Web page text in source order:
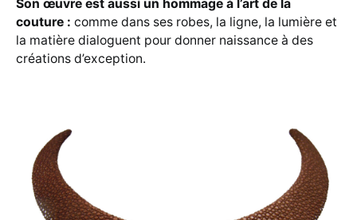
Son œuvre est aussi un hommage à l’art de la
couture : comme dans ses robes, la ligne, la lumière et
la matière dialoguent pour donner naissance à des
créations d’exception.